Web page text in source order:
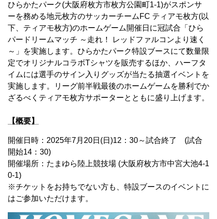
ひらかたパーク(大阪府枚方市枚方公園町1-1)がスポンサ
ーを務める地元枚方のサッカーチームFC ティアモ枚方(以
下、ティアモ枚方)のホームゲーム開催日に冠試合「ひら
パードリームマッチ ～走れ！ レッドファルコンより速く
～」を実施します。ひらかたパーク特設ブースにて数量限
定でオリジナルコラボTシャツを販売するほか、ハーフタ
イムには選手のサイン入りグッズが当たる抽選イベントを
実施します。リーグ前半戦最後のホームゲームを勝利でか
ざるべくティアモ枚方サポーターとともに盛り上げます。
【概要】
開催日時：2025年7月20日(日)12：30～試合終了 (試合
開始14：30)
開催場所：たまゆら陸上競技場 (大阪府枚方市中宮大池4-1
0-1)
※チケットをお持ちでない方も、特設ブースのイベントに
はご参加いただけます。